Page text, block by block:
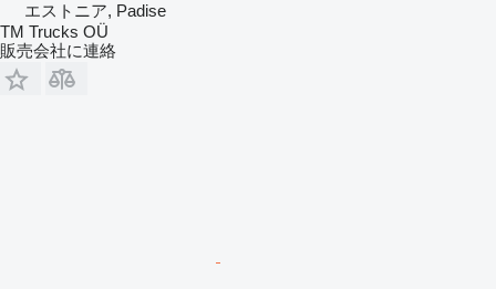
エストニア, Padise
TM Trucks OÜ
販売会社に連絡